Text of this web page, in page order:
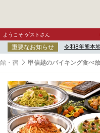
ようこそ ゲストさん
重要なお知らせ 令和8年熊本
・宿 甲信越のバイキング食べ
甲
信
越